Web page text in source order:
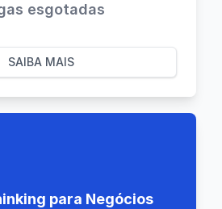
esgotadas
SAIBA MAIS
para Negócios